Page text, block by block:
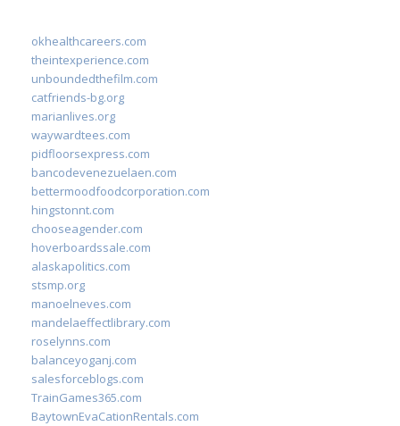
okhealthcareers.com
theintexperience.com
unboundedthefilm.com
catfriends-bg.org
marianlives.org
waywardtees.com
pidfloorsexpress.com
bancodevenezuelaen.com
bettermoodfoodcorporation.com
hingstonnt.com
chooseagender.com
hoverboardssale.com
alaskapolitics.com
stsmp.org
manoelneves.com
mandelaeffectlibrary.com
roselynns.com
balanceyoganj.com
salesforceblogs.com
TrainGames365.com
BaytownEvaCationRentals.com